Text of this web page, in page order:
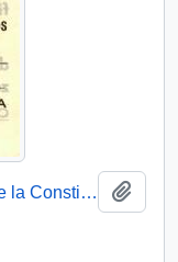
11- Marzo- 1981...todos a la Plaza de la Constitución!